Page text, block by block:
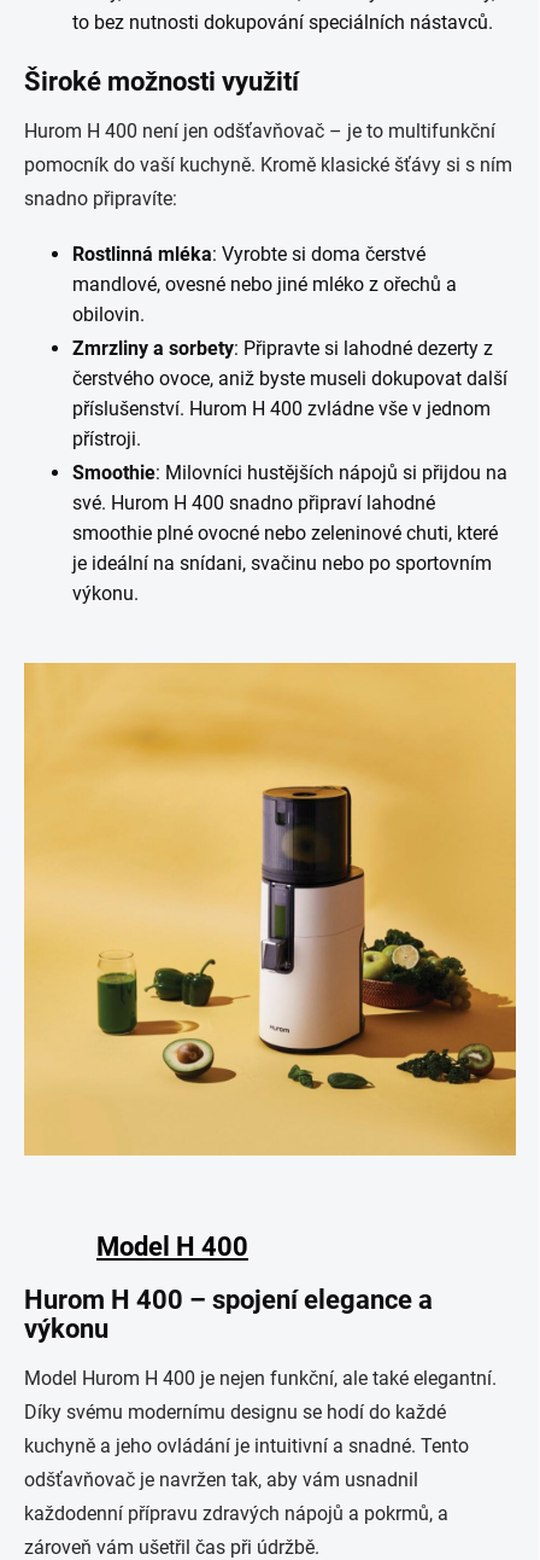
to bez nutnosti dokupování speciálních nástavců.
Široké možnosti využití
Hurom H 400 není jen odšťavňovač – je to multifunkční
pomocník do vaší kuchyně. Kromě klasické šťávy si s ním
snadno připravíte:
Rostlinná mléka: Vyrobte si doma čerstvé
mandlové, ovesné nebo jiné mléko z ořechů a
obilovin.
Zmrzliny a sorbety: Připravte si lahodné dezerty z
čerstvého ovoce, aniž byste museli dokupovat další
příslušenství. Hurom H 400 zvládne vše v jednom
přístroji.
Smoothie: Milovníci hustějších nápojů si přijdou na
své. Hurom H 400 snadno připraví lahodné
smoothie plné ovocné nebo zeleninové chuti, které
je ideální na snídani, svačinu nebo po sportovním
výkonu.
Model H 400
Hurom H 400 – spojení elegance a
výkonu
Model Hurom H 400 je nejen funkční, ale také elegantní.
Díky svému modernímu designu se hodí do každé
kuchyně a jeho ovládání je intuitivní a snadné. Tento
odšťavňovač je navržen tak, aby vám usnadnil
každodenní přípravu zdravých nápojů a pokrmů, a
zároveň vám ušetřil čas při údržbě.